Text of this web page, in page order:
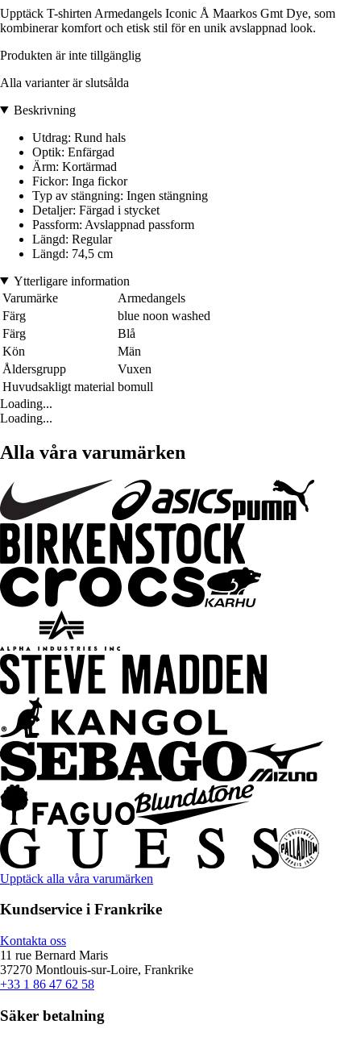
Upptäck T-shirten Armedangels Iconic Å Maarkos Gmt Dye, som
kombinerar komfort och etisk stil för en unik avslappnad look.
Produkten är inte tillgänglig
Alla varianter är slutsålda
Beskrivning
Utdrag: Rund hals
Optik: Enfärgad
Ärm: Kortärmad
Fickor: Inga fickor
Typ av stängning: Ingen stängning
Detaljer: Färgad i stycket
Passform: Avslappnad passform
Längd: Regular
Längd: 74,5 cm
Ytterligare information
Varumärke
Armedangels
Färg
blue noon washed
Färg
Blå
Kön
Män
Åldersgrupp
Vuxen
Huvudsakligt material bomull
Loading...
Loading...
Alla våra varumärken
Upptäck alla våra varumärken
Kundservice i Frankrike
Kontakta oss
11 rue Bernard Maris
37270 Montlouis-sur-Loire, Frankrike
+33 1 86 47 62 58
Säker betalning